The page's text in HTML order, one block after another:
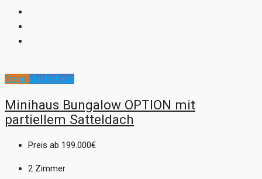
Trend Musterhaus
Minihaus Bungalow OPTION mit
partiellem Satteldach
Preis ab 199.000€
2 Zimmer